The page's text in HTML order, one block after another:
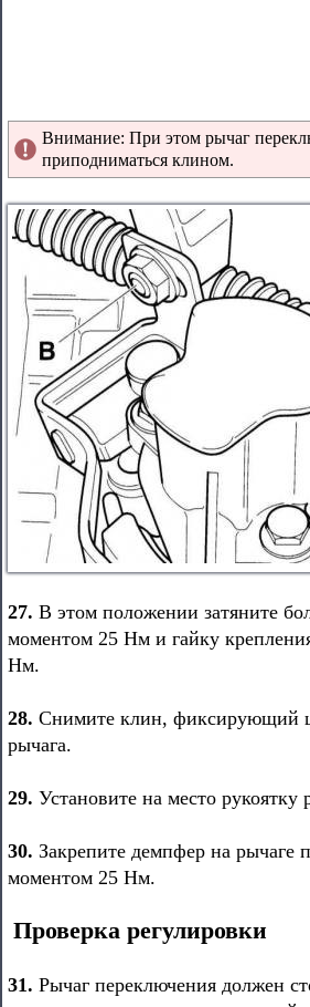
Внимание: При этом рычаг
приподниматься клином.
27. В этом положении затяните
моментом 25 Нм и гайку
Нм.
28. Снимите клин, фиксирующий
рычага.
29. Установите на место рукоятку
30. Закрепите демпфер на рычаге
моментом 25 Нм.
Проверка регулировки
31. Рычаг переключения должен